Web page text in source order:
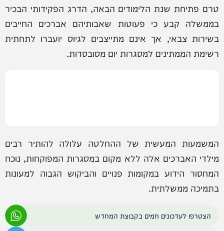
טרם פתיחת שנת הלימודים הבאה, הדרג הפקידותי הבכיר
בממשלה קבע כי פעוטות שאבותיהם אברכים החייבים
בשירות צבאי, אך אינם מתייצבים לגיוס יועברו לתחתית
רשימת הממתינים למסגרות יום מסובסדות.
המשמעות המעשית של ההחלטה עלולה להותיר רבים
מילדי האברכים אלה ללא מקום במסגרות המפוקחות, נוכח
המחסור הידוע במקומות פנויים והביקוש הגבוה למעונות
בתמיכה ממשלתית.
הצטרפו לעדכונים חמים בקבוצת המחדש